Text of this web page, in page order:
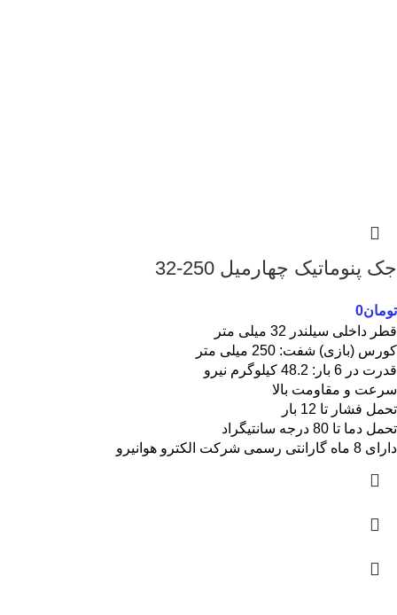
جک پنوماتیک چهارمیل 250-32
تومان0
قطر داخلی سیلندر 32 میلی متر
کورس (بازی) شفت: 250 میلی متر
قدرت در 6 بار: 48.2 کیلوگرم نیرو
سرعت و مقاومت بالا
تحمل فشار تا 12 بار
تحمل دما تا 80 درجه سانتیگراد
دارای 8 ماه گارانتی رسمی شرکت الکترو هوانیرو